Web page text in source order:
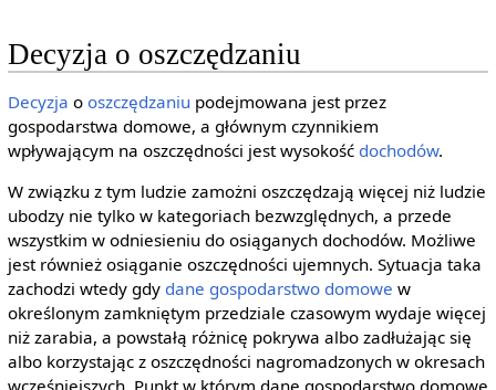
Decyzja o oszczędzaniu
Decyzja o oszczędzaniu podejmowana jest przez
gospodarstwa domowe, a głównym czynnikiem
wpływającym na oszczędności jest wysokość dochodów.
W związku z tym ludzie zamożni oszczędzają więcej niż ludzie
ubodzy nie tylko w kategoriach bezwzględnych, a przede
wszystkim w odniesieniu do osiąganych dochodów. Możliwe
jest również osiąganie oszczędności ujemnych. Sytuacja taka
zachodzi wtedy gdy dane gospodarstwo domowe w
określonym zamkniętym przedziale czasowym wydaje więcej
niż zarabia, a powstałą różnicę pokrywa albo zadłużając się
albo korzystając z oszczędności nagromadzonych w okresach
wcześniejszych. Punkt w którym dane gospodarstwo domowe